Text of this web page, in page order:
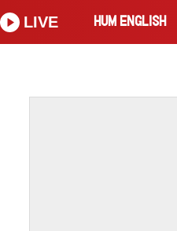
HUM ENGLISH
LIVE